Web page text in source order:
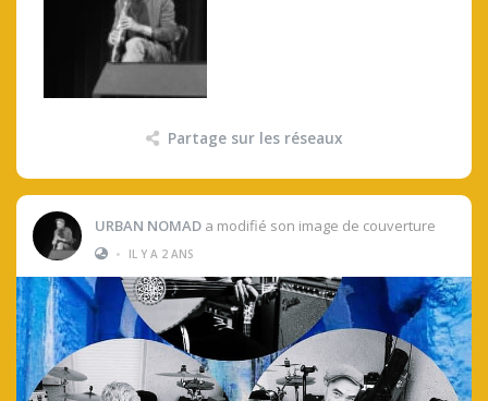
Partage sur les réseaux
URBAN NOMAD a modifié son image de couverture
•
IL Y A 2 ANS